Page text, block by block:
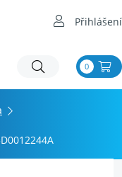
Přihlášení
0